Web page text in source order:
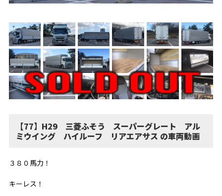
【77】H29 三菱ふそう スーパーグレート アル
ミウイング ハイルーフ リアエアサス の車両動画
３８０馬力！
キーレス！